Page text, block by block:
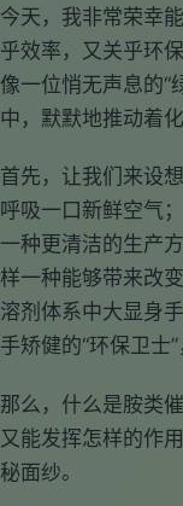
今天，我非常荣幸
乎效率，又关乎环
像一位悄无声息的“
中，默默地推动着
首先，让我们来设
呼吸一口新鲜空气
一种更清洁的生产
样一种能够带来改
溶剂体系中大显身
手矫健的“环保卫士
那么，什么是胺类
又能发挥怎样的作
秘面纱。